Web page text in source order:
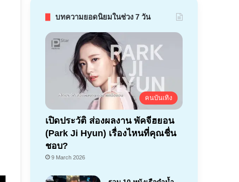
บทความยอดนิยมในช่วง 7 วัน
คนบันเทิง
เปิดประวัติ ส่องผลงาน พัคจีฮยอน
(Park Ji Hyun) เรื่องไหนที่คุณชื่น
ชอบ?
9 March 2026